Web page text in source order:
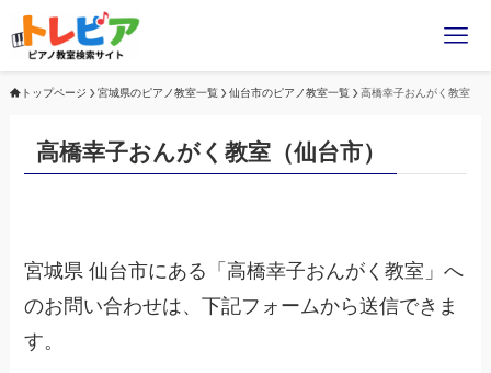
トップページ 宮城県のピアノ教室一覧 仙台市のピアノ教室一覧 高橋幸子おんがく教室
高橋幸子おんがく教室（仙台市）
宮城県 仙台市にある「高橋幸子おんがく教室」へ
のお問い合わせは、下記フォームから送信できま
す。